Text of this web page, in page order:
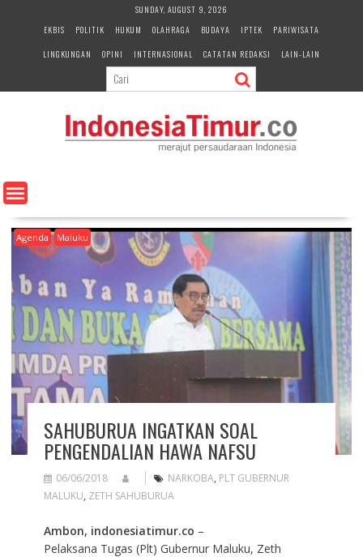
e
n
SUNDAY, AUGUST 9, 2026
EKBIS
POLITIK HUKUM OLAHRAGA BUDAYA IPTEK
PARIWISATA
LINGKUNGAN
OPINI INTERNASIONAL CATATAN REDAKSI LAIN-LAIN
Agenda Maluku
SAHUBURUA INGATKAN SOAL
PENGENDALIAN HAWA NAFSU
06/06/2018 NARKOBA, PLT GUBERNUR
MALUKU, ZETH SAHUBURUA
Ambon, indonesiatimur.co –
Pelaksana Tugas (Plt) Gubernur Maluku, Zeth